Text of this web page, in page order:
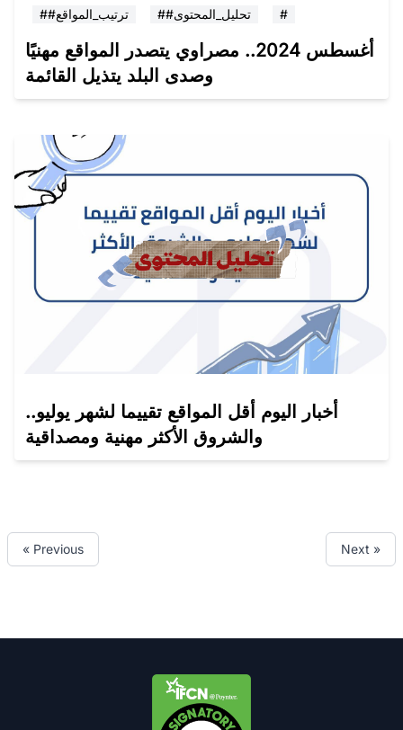
##ترتيب_المواقع ##تحليل_المحتوى #
أغسطس 2024.. مصراوي يتصدر المواقع مهنيًا
وصدى البلد يتذيل القائمة
أخبار اليوم أقل المواقع تقييما لشهر يوليو..
والشروق الأكثر مهنية ومصداقية
« Previous Next »